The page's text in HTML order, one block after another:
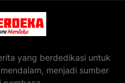
yang berdedikasi untuk
menjadi sumber